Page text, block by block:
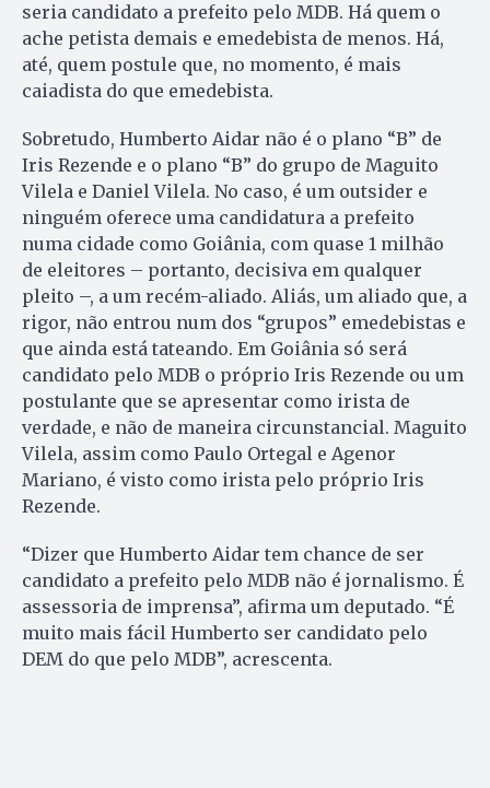
seria candidato a prefeito pelo MDB. Há quem o
ache petista demais e emedebista de menos. Há,
até, quem postule que, no momento, é mais
caiadista do que emedebista.
Sobretudo, Humberto Aidar não é o plano “B” de
Iris Rezende e o plano “B” do grupo de Maguito
Vilela e Daniel Vilela. No caso, é um outsider e
ninguém oferece uma candidatura a prefeito
numa cidade como Goiânia, com quase 1 milhão
de eleitores – portanto, decisiva em qualquer
pleito –, a um recém-aliado. Aliás, um aliado que, a
rigor, não entrou num dos “grupos” emedebistas e
que ainda está tateando. Em Goiânia só será
candidato pelo MDB o próprio Iris Rezende ou um
postulante que se apresentar como irista de
verdade, e não de maneira circunstancial. Maguito
Vilela, assim como Paulo Ortegal e Agenor
Mariano, é visto como irista pelo próprio Iris
Rezende.
“Dizer que Humberto Aidar tem chance de ser
candidato a prefeito pelo MDB não é jornalismo. É
assessoria de imprensa”, afirma um deputado. “É
muito mais fácil Humberto ser candidato pelo
DEM do que pelo MDB”, acrescenta.